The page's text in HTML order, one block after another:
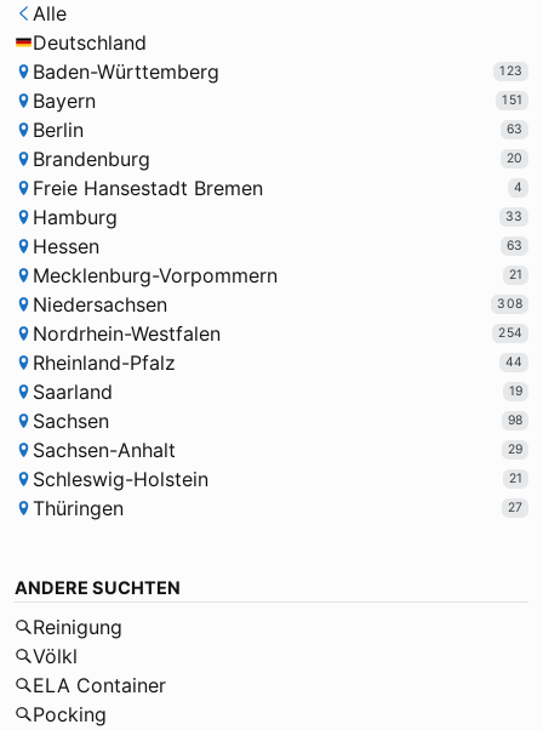
Alle
Deutschland
Baden-Württemberg
123
Bayern 151
Berlin 63
Brandenburg 20
Freie Hansestadt Bremen 4
Hamburg 33
Hessen 63
Mecklenburg-Vorpommern 21
Niedersachsen 308
Nordrhein-Westfalen 254
Rheinland-Pfalz 44
Saarland 19
Sachsen 98
Sachsen-Anhalt 29
Schleswig-Holstein 21
Thüringen 27
ANDERE SUCHTEN
Reinigung
Völkl
ELA Container
Pocking